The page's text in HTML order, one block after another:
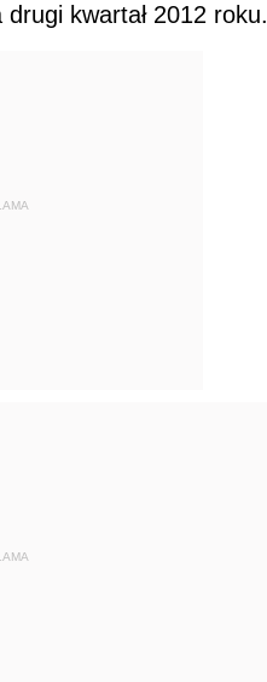
kwartał 2012 roku.